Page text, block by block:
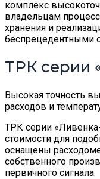
комплекс
владельцам
хранения и
беспрецедентными
ТРК серии
Высокая точность
расходов и
ТРК серии
стоимости для
оснащены
собственного
первичного сигнала.